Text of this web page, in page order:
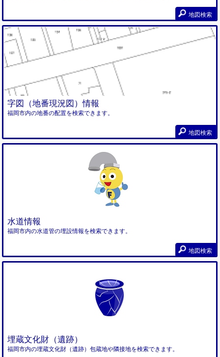
地図検索
字図（地番現況図）情報
福岡市内の地番の配置を検索できます。
地図検索
水道情報
福岡市内の水道管の埋設情報を検索できます。
地図検索
埋蔵文化財（遺跡）
福岡市内の埋蔵文化財（遺跡）包蔵地や隣接地を検索できます。